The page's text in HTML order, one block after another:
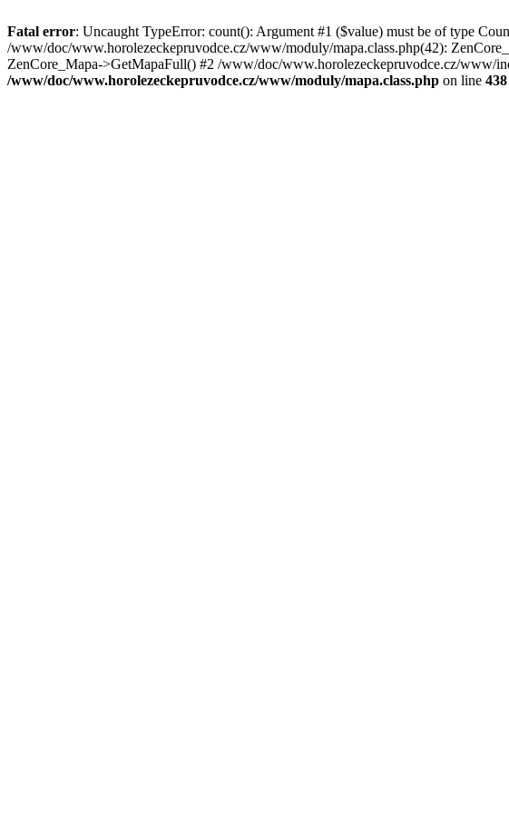
Fatal error: Uncaught TypeError: count(): Argument #1 ($value) must be of type
/www/doc/www.horolezeckepruvodce.cz/www/moduly/mapa.class.php(42):
ZenCore_Mapa->GetMapaFull() #2 /www/doc/www.horolezeckepruvodce.cz/
/www/doc/www.horolezeckepruvodce.cz/www/moduly/mapa.class.php on line 438